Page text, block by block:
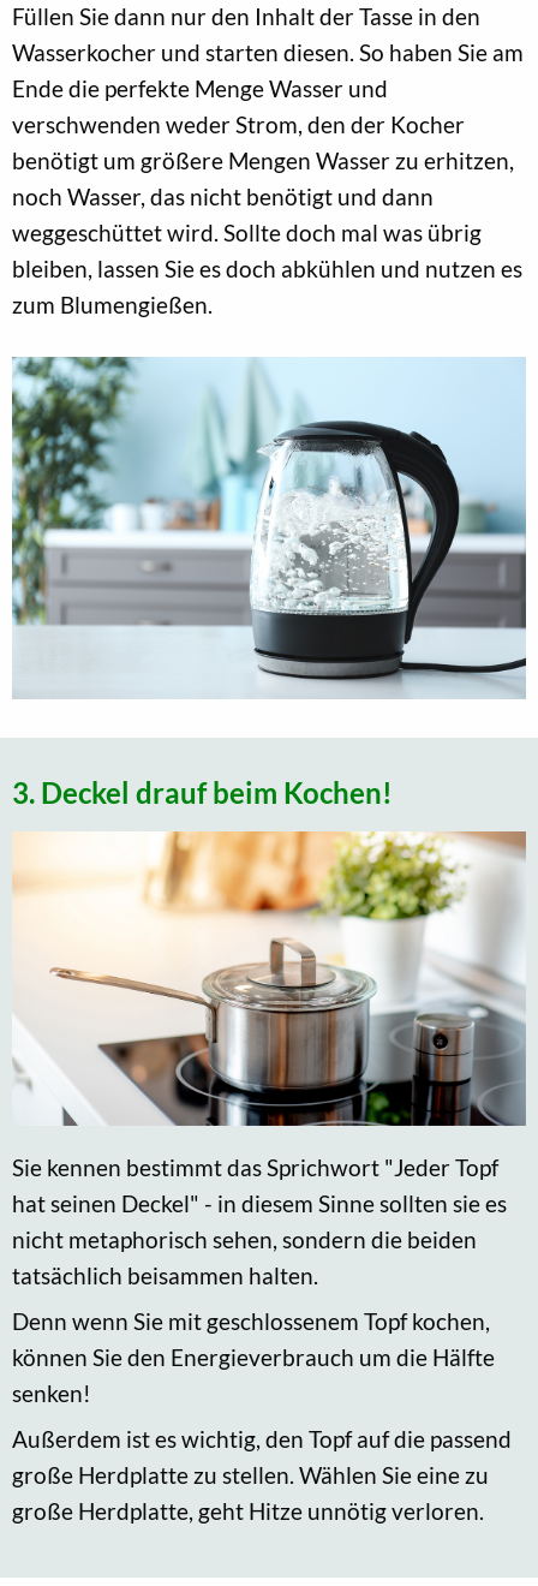
Füllen Sie dann nur den Inhalt der Tasse in den
Wasserkocher und starten diesen. So haben Sie am
Ende die perfekte Menge Wasser und
verschwenden weder Strom, den der Kocher
benötigt um größere Mengen Wasser zu erhitzen,
noch Wasser, das nicht benötigt und dann
weggeschüttet wird. Sollte doch mal was übrig
bleiben, lassen Sie es doch abkühlen und nutzen es
zum Blumengießen.
3. Deckel drauf beim Kochen!
Sie kennen bestimmt das Sprichwort "Jeder Topf
hat seinen Deckel" - in diesem Sinne sollten sie es
nicht metaphorisch sehen, sondern die beiden
tatsächlich beisammen halten.
Denn wenn Sie mit geschlossenem Topf kochen,
können Sie den Energieverbrauch um die Hälfte
senken!
Außerdem ist es wichtig, den Topf auf die passend
große Herdplatte zu stellen. Wählen Sie eine zu
große Herdplatte, geht Hitze unnötig verloren.